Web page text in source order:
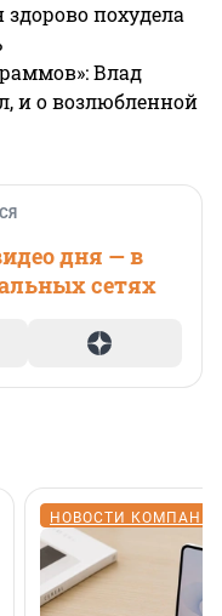
похудела
Влад
и о возлюбленной
дня — в
сетях
НОВОСТИ